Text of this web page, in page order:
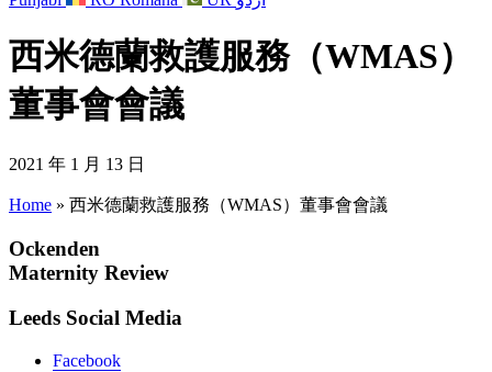
西米德蘭救護服務（WMAS）
董事會會議
2021 年 1 月 13 日
Home » 西米德蘭救護服務（WMAS）董事會會議
Ockenden
Maternity Review
Leeds Social Media
Facebook